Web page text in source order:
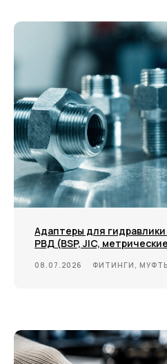
Адаптеры для
РВД (BSP, JIC,
08.07.2026 ФИТИНГИ,